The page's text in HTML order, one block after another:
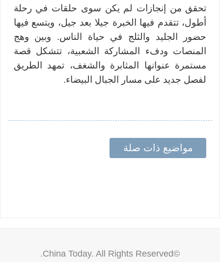
تحقق من إنجازات لم يكن سوى حلقات في رحلة
أطول، تتقدم فيها الخبرة جيلا بعد جيل، ويتسع فيها
حضور الجليد والثلج في حياة الناس. وبين وهج
المنصات ودفء المشاركة الشعبية، تتشكل قصة
مستمرة عنوانها المثابرة والشغف، تمهد الطريق
لفصل جديد على مسار الجبال البيضاء.
مواضيع ذات صلة
©China Today. All Rights Reserved.